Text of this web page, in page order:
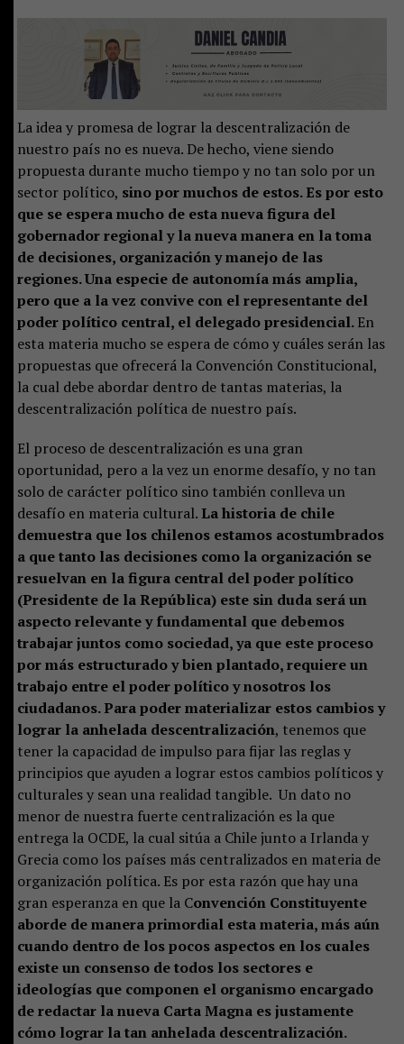
La idea y promesa de lograr la descentralización de
nuestro país no es nueva. De hecho, viene siendo
propuesta durante mucho tiempo y no tan solo por un
sector político, sino por muchos de estos. Es por esto
que se espera mucho de esta nueva figura del
gobernador regional y la nueva manera en la toma
de decisiones, organización y manejo de las
regiones. Una especie de autonomía más amplia,
pero que a la vez convive con el representante del
poder político central, el delegado presidencial.En
esta materia mucho se espera de cómo y cuáles serán las
propuestas que ofrecerá la Convención Constitucional,
la cual debe abordar dentro de tantas materias, la
descentralización política de nuestro país.
El proceso de descentralización es una gran
oportunidad, pero a la vez un enorme desafío, y no tan
solo de carácter político sino también conlleva un
desafío en materia cultural. La historia de chile
demuestra que los chilenos estamos acostumbrados
a que tanto las decisiones como la organización se
resuelvan en la figura central del poder político
(Presidente de la República) este sin duda será un
aspecto relevante y fundamental que debemos
trabajar juntos como sociedad, ya que este proceso
por más estructurado y bien plantado, requiere un
trabajo entre el poder político y nosotros los
ciudadanos. Para poder materializar estos cambios y
lograr la anhelada descentralización, tenemos que
tener la capacidad de impulso para fijar las reglas y
principios que ayuden a lograr estos cambios políticos y
culturales y sean una realidad tangible. Un dato no
menor de nuestra fuerte centralización es la que
entrega la OCDE, la cual sitúa a Chile junto a Irlanda y
Grecia como los países más centralizados en materia de
organización política. Es por esta razón que hay una
gran esperanza en que la Convención Constituyente
aborde de manera primordial esta materia, más aún
cuando dentro de los pocos aspectos en los cuales
existe un consenso de todos los sectores e
ideologías que componen el organismo encargado
de redactar la nueva Carta Magna es justamente
cómo lograr la tan anhelada descentralización.